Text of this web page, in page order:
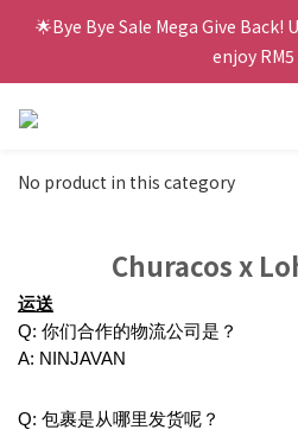
🌟Bye Bye Sale Mega Give Back!
enjoy
No product in this category
Churacos x
运送
Q: 你们合作的物流公司是？
A: NINJAVAN
Q: 包裹是从哪里发货呢？